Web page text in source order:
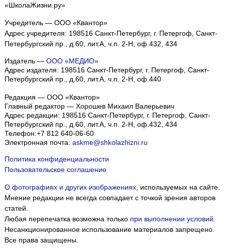
«ШколаЖизни.ру»
Учредитель — ООО «Квантор»
Адрес учредителя: 198516 Санкт-Петербург, г. Петергоф, Санкт-
Петербургский пр., д.60, лит.А, ч.п. 2-Н, оф.432, 434
Издатель — ООО «МЕДИО»
Адрес издателя: 198516 Санкт-Петербург, г. Петергоф, Санкт-
Петербургский пр., д.60, лит.А, ч.п. 2-Н, оф.440
Редакция — ООО «Квантор»
Главный редактор — Хорошев Михаил Валерьевич
Адрес редакции: 198516 Санкт-Петербург, г. Петергоф Санкт-
Петербургский пр., д.60, лит.А, ч.п. 2-Н, оф.432, 434
Телефон:+7 812 640-06-60
Электронная почта: askme@shkolazhizni.ru
Политика конфиденциальности
Пользовательское соглашение
О фотографиях и других изображениях, используемых на сайте.
Мнение редакции не всегда совпадает с точкой зрения авторов
статей.
Любая перепечатка возможна только при выполнении условий
Несанкционированное использование материалов запрещено.
Все права защищены.